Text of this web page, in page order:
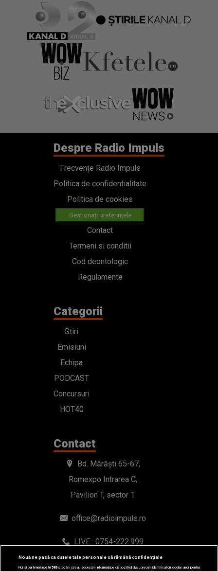
Despre Radio Impuls
Frecvențe Radio Impuls
Politica de confidentialitate
Politica de cookies
Gestionați preferințele
Contact
Termeni si conditii
Cod deontologic
Regulamente
Categorii
Stiri
Emisiuni
Echipa
PODCAST
Concursuri
HOT40
Contact
Bd. Mărăști 65-67,
Romexpo Intrarea C,
Pavilion T, sector 1
office@radioimpuls.ro
LIVE : 0754-222.999
WhatsApp: 0754-222.999
Nouă ne pasă ca datele tale personale să rămână confidențiale
Noi și partenerii noștri589stocăm și/sau accesăm informații pe dispozitivul dvs., precum identificatorii cookie unici pentru